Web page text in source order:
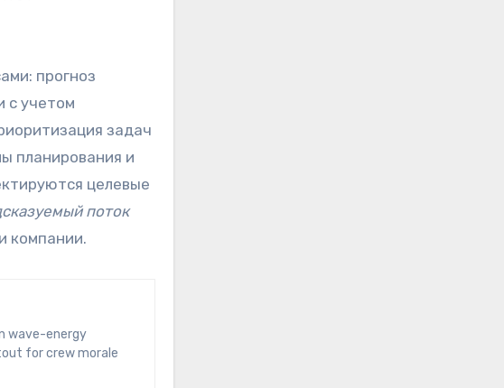
прогноз
с учетом
задач
планирования и
целевые
поток
компании.
for crew morale